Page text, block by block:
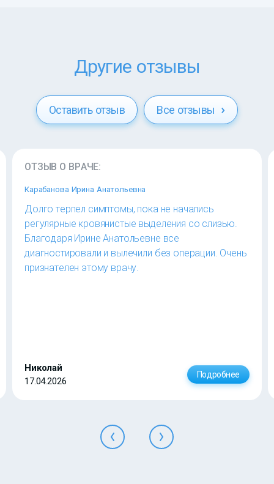
Другие отзывы
Оставить отзыв Все отзывы
ОТЗЫВ О ВРАЧЕ:
Карабанова Ирина Анатольевна
Долго терпел симптомы, пока не начались
регулярные кровянистые выделения со слизью.
Благодаря Ирине Анатольевне все
диагностировали и вылечили без операции. Очень
признателен этому врачу.
Николай
17.04.2026
Подробнее